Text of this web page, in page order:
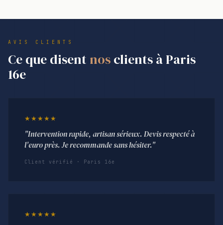
AVIS CLIENTS
Ce que disent nosclients à Paris
16e
★★★★★
"Intervention rapide, artisan sérieux. Devis respecté à
l'euro près. Je recommande sans hésiter."
Client vérifié · Paris 16e
★★★★★